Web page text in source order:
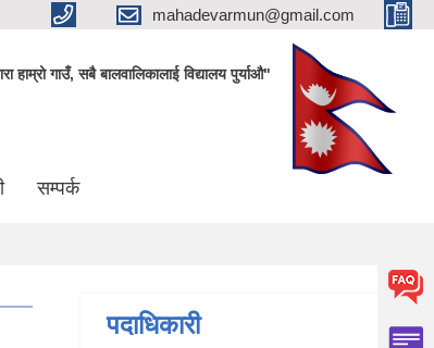
mahadevarmun@gmail.com
हाम्रो गाउँ, सबै बालवालिकालाई विद्यालय पुर्याऔ"
सम्पर्क
पदाधिकारी